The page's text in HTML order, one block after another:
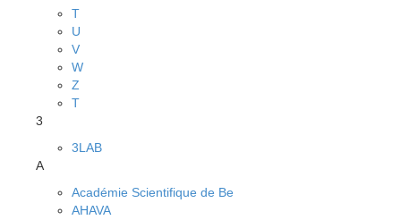
T
U
V
W
Z
Т
3
3LAB
A
Académie Scientifique de Be
AHAVA